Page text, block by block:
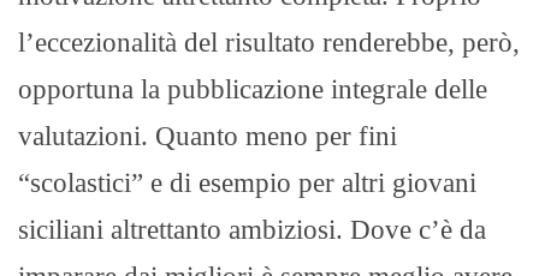
l’eccezionalità del risultato renderebbe, però,
opportuna la pubblicazione integrale delle
valutazioni. Quanto meno per fini
“scolastici” e di esempio per altri giovani
siciliani altrettanto ambiziosi. Dove c’è da